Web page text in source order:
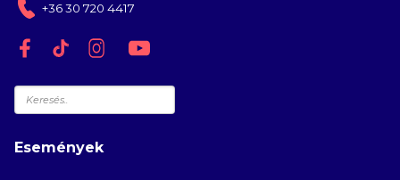
+36 30 720 4417
Keresés
Események